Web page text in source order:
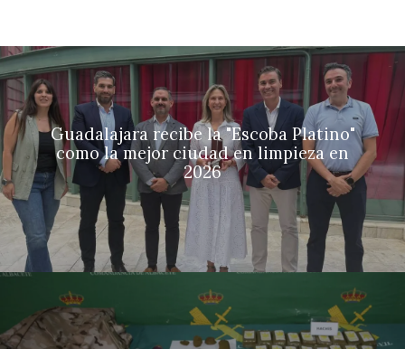
Guadalajara recibe la "Escoba Platino"
como la mejor ciudad en limpieza en
2026